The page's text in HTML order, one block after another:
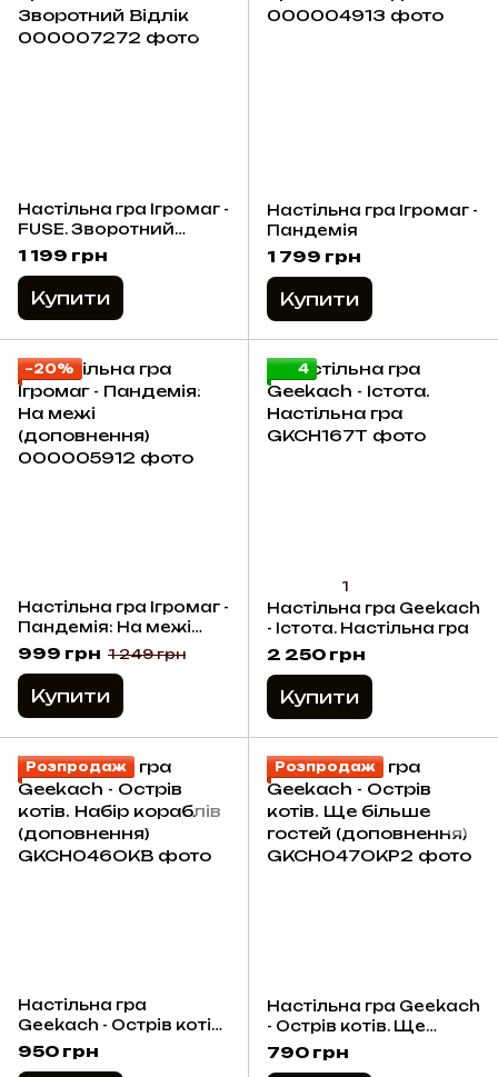
Настільна гра Ігромаг -
FUSE. Зворотний
Відлік
1 199 грн
Купити
Настільна гра Ігромаг -
Пандемія
1 799 грн
Купити
−20%
Настільна гра Ігромаг -
Пандемія: На межі
(доповнення)
999 грн 1 249 грн
Купити
4
1
Настільна гра Geekach
- Істота. Настільна гра
2 250 грн
Купити
Розпродаж
Настільна гра
Geekach - Острів котів.
Набір кораблів
(доповнення)
950 грн
Розпродаж
Настільна гра Geekach
- Острів котів. Ще
більше гостей
(доповнення)
790 грн